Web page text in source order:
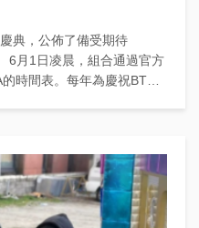
典，公佈了備受期待
6月1日凌晨，組合通過官方
時間表。每年為慶祝BTS 6